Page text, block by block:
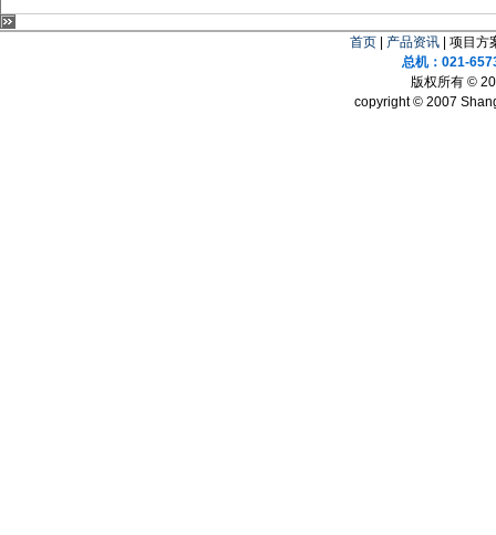
首页 产品资讯 | 项目方
总机：021-
版权所有 ©
copyright © 2007